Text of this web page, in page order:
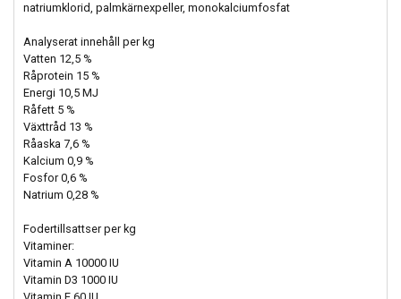
natriumklorid, palmkärnexpeller, monokalciumfosfat
Analyserat innehåll per kg
Vatten 12,5 %
Råprotein 15 %
Energi 10,5 MJ
Råfett 5 %
Växttråd 13 %
Råaska 7,6 %
Kalcium 0,9 %
Fosfor 0,6 %
Natrium 0,28 %
Fodertillsattser per kg
Vitaminer:
Vitamin A 10000 IU
Vitamin D3 1000 IU